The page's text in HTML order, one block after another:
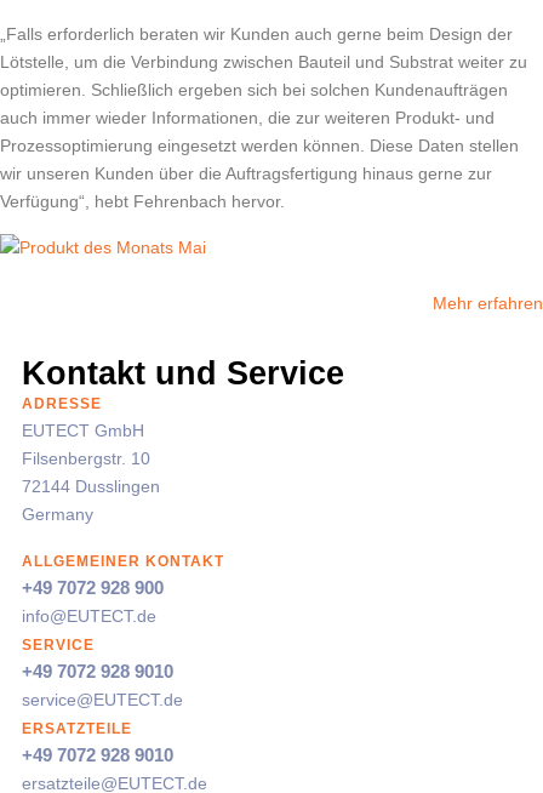
„Falls erforderlich beraten wir Kunden auch gerne beim Design der
Lötstelle, um die Verbindung zwischen Bauteil und Substrat weiter zu
optimieren. Schließlich ergeben sich bei solchen Kundenaufträgen
auch immer wieder Informationen, die zur weiteren Produkt- und
Prozessoptimierung eingesetzt werden können. Diese Daten stellen
wir unseren Kunden über die Auftragsfertigung hinaus gerne zur
Verfügung“, hebt Fehrenbach hervor.
Mehr erfahren
Kontakt und Service
ADRESSE
EUTECTGmbH
Filsenbergstr. 10
72144 Dusslingen
Germany
ALLGEMEINER KONTAKT
+49 7072 928 900
info@EUTECT.de
SERVICE
+49 7072 928 9010
service@EUTECT.de
ERSATZTEILE
+49 7072 928 9010
ersatzteile@EUTECT.de